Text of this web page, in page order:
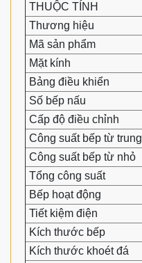
THUỘC TÍNH
Thương hiệu
Mã sản phẩm
Mặt kính
Bảng điều khiển
Số bếp nấu
Cấp độ điều chỉnh
Công suất bếp từ trung
Công suất bếp từ nhỏ
Tổng công suất
Bếp hoạt động
Tiết kiệm điện
Kích thước bếp
Kích thước khoét đá